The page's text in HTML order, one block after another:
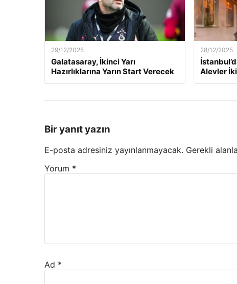
29/12/2025
Galatasaray, İkinci Yarı
Hazırlıklarına Yarın Start Verecek
28/12/2025
Alevler
Bir yanıt yazın
E-posta adresiniz yayınlanmayacak. Gerekli
Yorum *
Ad *